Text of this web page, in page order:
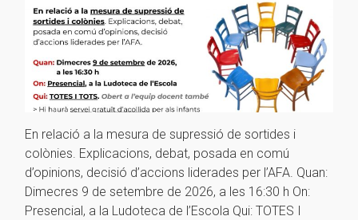
En relació a la mesura de supressió de sortides i
colònies. Explicacions, debat, posada en comú
d’opinions, decisió d’accions liderades per l’AFA. Quan:
Dimecres 9 de setembre de 2026, a les 16:30 h On:
Presencial, a la Ludoteca de l’Escola Qui: TOTES I